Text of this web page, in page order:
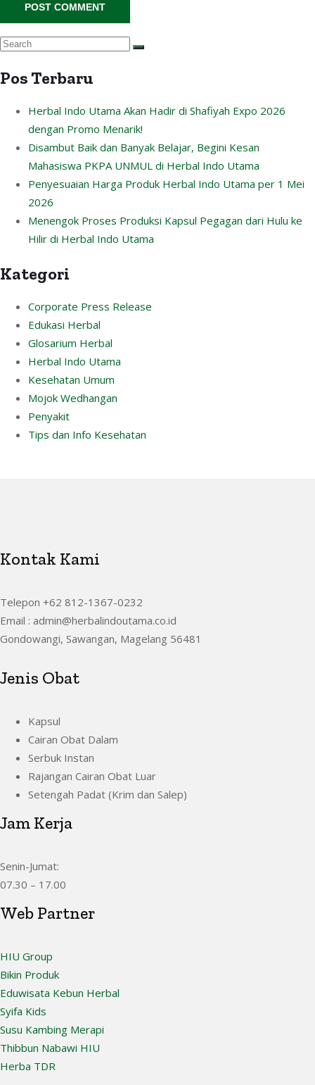
Pos Terbaru
Herbal Indo Utama Akan Hadir di Shafiyah Expo 2026
dengan Promo Menarik!
Disambut Baik dan Banyak Belajar, Begini Kesan
Mahasiswa PKPA UNMUL di Herbal Indo Utama
Penyesuaian Harga Produk Herbal Indo Utama per 1 Mei
2026
Menengok Proses Produksi Kapsul Pegagan dari Hulu ke
Hilir di Herbal Indo Utama
Kategori
Corporate Press Release
Edukasi Herbal
Glosarium Herbal
Herbal Indo Utama
Kesehatan Umum
Mojok Wedhangan
Penyakit
Tips dan Info Kesehatan
Kontak Kami
Telepon +62 812-1367-0232
Email : admin@herbalindoutama.co.id
Gondowangi, Sawangan, Magelang 56481
Jenis Obat
Kapsul
Cairan Obat Dalam
Serbuk Instan
Rajangan Cairan Obat Luar
Setengah Padat (Krim dan Salep)
Jam Kerja
Senin-Jumat:
07.30 – 17.00
Web Partner
HIU Group
Bikin Produk
Eduwisata Kebun Herbal
Syifa Kids
Susu Kambing Merapi
Thibbun Nabawi HIU
Herba TDR